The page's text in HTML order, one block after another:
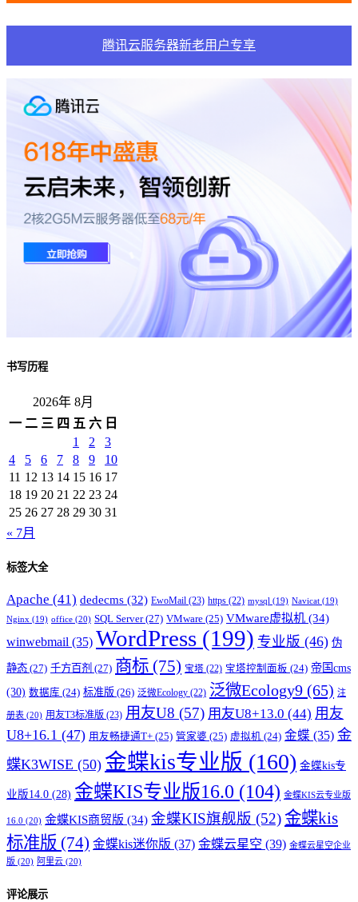
腾讯云服务器新老用户专享
书写历程
2026年 8月
一 二 三 四 五 六 日
1
2
3
4
5 6 7 8 9
10
11 12 13 14 15 16 17
18 19 20 21 22 23 24
25 26 27 28 29 30 31
« 7月
标签大全
Apache (41) dedecms (32) EwoMail (23) https (22) mysql (19) Navicat (19)
Nginx (19) office (20) SQL Server(27) VMware (25) VMware虚拟机 (34)
winwebmail (35) WordPress (199) 专业版 (46) 伪
静态 (27) 千方百剂 (27) 商标 (75) 宝塔 (22) 宝塔控制面板 (24) 帝国cms
(30) 数据库 (24) 标准版 (26) 泛微Ecology (22) 泛微Ecology9 (65) 注
册表 (20) 用友T3标准版 (23) 用友U8 (57) 用友U8+13.0 (44) 用友
U8+16.1 (47) 用友畅捷通T+ (25) 管家婆 (25) 虚拟机 (24) 金蝶 (35) 金
蝶K3WISE (50) 金蝶kis专业版 (160) 金蝶kis专
业版14.0 (28) 金蝶KIS专业版16.0 (104) 金蝶KIS云专业版
16.0 (20) 金蝶KIS商贸版 (34) 金蝶KIS旗舰版 (52) 金蝶kis
标准版 (74) 金蝶kis迷你版 (37) 金蝶云星空 (39) 金蝶云星空企业
版 (20) 阿里云 (20)
评论展示